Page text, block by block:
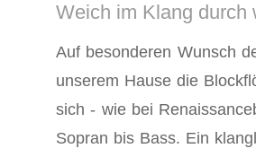
Weich im Klang durch
Auf besonderen Wunsch
unserem Hause die
sich - wie bei
Sopran bis Bass. Ein